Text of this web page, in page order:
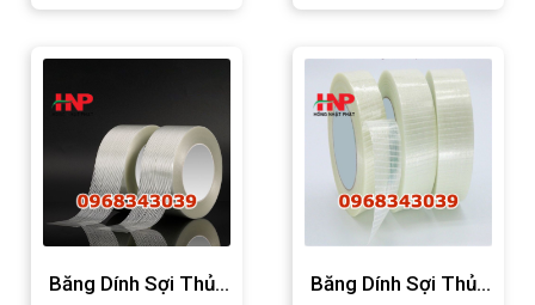
Băng Dính Sợi Thủy
Băng Dính Sợi Thủy